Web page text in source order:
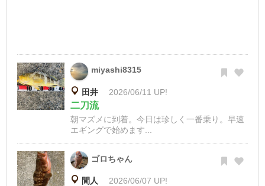
miyashi8315
田井 2026/06/11 UP!
二刀流
朝マズメに到着。今日は珍しく一番乗り。早速
エギングで始めます...
ゴロちゃん
間人 2026/06/07 UP!